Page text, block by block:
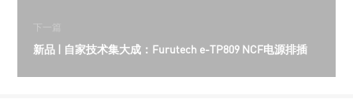
下一篇
新品 | 自家技术集大成：Furutech e-TP809 NCF电源排插